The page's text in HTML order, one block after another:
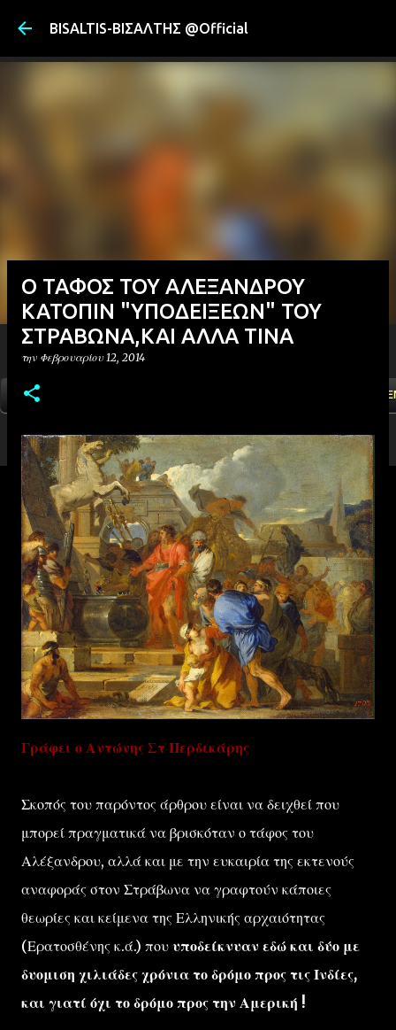
BISALTIS-ΒΙΣΑΛΤΗΣ @Official
ΑΡΧΙΚΗ
O TAΦΟΣ ΤΟΥ ΑΛΕΞΑΝΔΡΟΥ
ΚΑΤΟΠΙΝ "ΥΠΟΔΕΙΞΕΩΝ" ΤΟΥ
ΣΤΡΑΒΩΝΑ,ΚΑΙ ΑΛΛΑ ΤΙΝΑ
την Φεβρουαρίου 12, 2014
Γράφει ο Αντώνης Στ Περδικάρης
Σκοπός του παρόντος άρθρου είναι να δειχθεί που
μπορεί πραγματικά να βρισκόταν ο τάφος του
Αλέξανδρου, αλλά και με την ευκαιρία της εκτενούς
αναφοράς στον Στράβωνα να γραφτούν κάποιες
θεωρίες και κείμενα της Ελληνικής αρχαιότητας
(Ερατοσθένης κ.ά.) που υποδείκνυαν εδώ και δύο με
δυομιση χιλιάδες χρόνια το δρόμο προς τις Ινδίες,
και γιατί όχι το δρόμο προς την Αμερική !